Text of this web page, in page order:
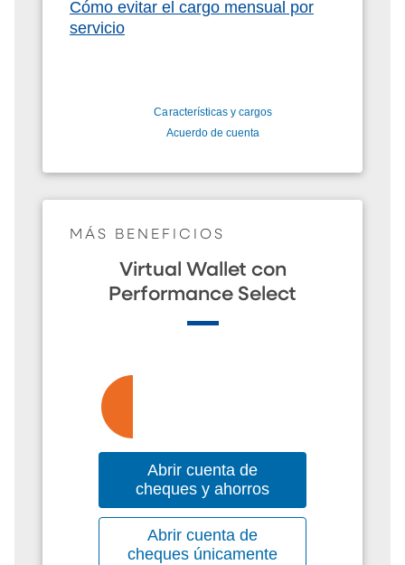
Cómo evitar el cargo mensual por
servicio
Características y cargos
Acuerdo de cuenta
MÁS BENEFICIOS
Virtual Wallet con
Performance Select
Abrir cuenta de
cheques y ahorros
Abrir cuenta de
cheques únicamente